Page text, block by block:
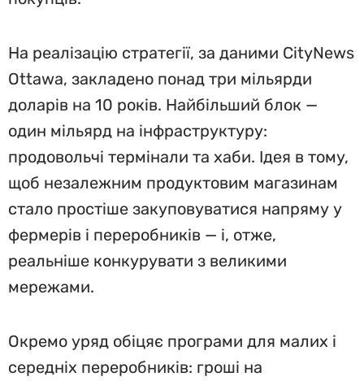
На реалізацію стратегії, за даними CityNews
Ottawa, закладено понад три мільярди
доларів на 10 років. Найбільший блок —
один мільярд на інфраструктуру:
продовольчі термінали та хаби. Ідея в тому,
щоб незалежним продуктовим магазинам
стало простіше закуповуватися напряму у
фермерів і переробників — і, отже,
реальніше конкурувати з великими
мережами.
Окремо уряд обіцяє програми для малих і
середніх переробників: гроші на